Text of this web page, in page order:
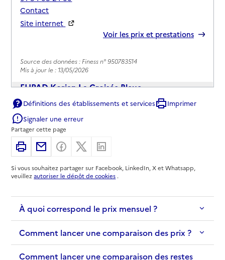
Contact
Site internet
Voir les prix et prestations
Source des données : Finess n° 950783514
Mis à jour le : 13/05/2026
EHPAD Korian La Croisée Bleue
Adresse
2 rue Henri Barbusse
95600-Eaubonne
01 34 06 13 13
Contact
Site internet
Rapport HAS
Voir les prix et prestations
Source des données : Finess n° 950808956
Mis à jour le : 06/05/2026
Définitions des établissements et services
Imprimer
Signaler une erreur
Partager cette page
ImprimerPartager par email
Partager sur Facebook
Partager sur X
Si vous souhaitez partager sur Facebook, LinkedIn, X et Whatsapp,
veuillezautoriser le dépôt de cookies .
À quoi correspond le prix mensuel ?
Comment lancer une comparaison des prix ?
Comment lancer une comparaison des restes